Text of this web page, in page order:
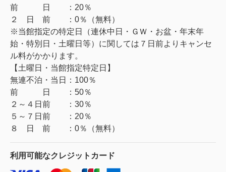
前 日 ：20％
２ 日 前 ：0％（無料）
※当館指定の特定日（連休中日・ＧＷ・お盆・年末年
始・特別日・土曜日等）に関しては７日前よりキャンセ
ル料がかかります。
【土曜日・当館指定特定日】
無連不泊・当日：100％
前 日 ：50％
２～４日前 ：30％
５～７日前 ：20％
利用可能なクレジットカード